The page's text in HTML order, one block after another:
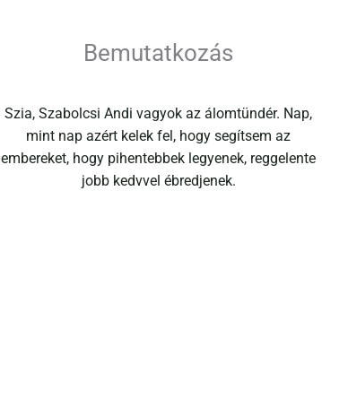
Bemutatkozás
Szia, Szabolcsi Andi vagyok az álomtündér. Nap,
mint nap azért kelek fel, hogy segítsem az
embereket, hogy pihentebbek legyenek, reggelente
jobb kedvvel ébredjenek.